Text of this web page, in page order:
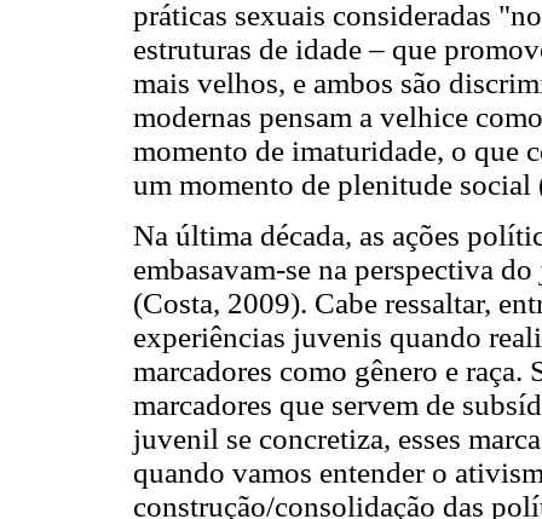
práticas sexuais consideradas
estruturas de idade – que
mais velhos, e ambos são
modernas pensam a velhice
momento de imaturidade, o que
um momento de plenitude
Na última década, as ações
embasavam-se na perspectiva
(Costa, 2009). Cabe ressaltar,
experiências juvenis quando
marcadores como gênero e raça.
marcadores que servem de
juvenil se concretiza, esses
quando vamos entender o
construção/consolidação das